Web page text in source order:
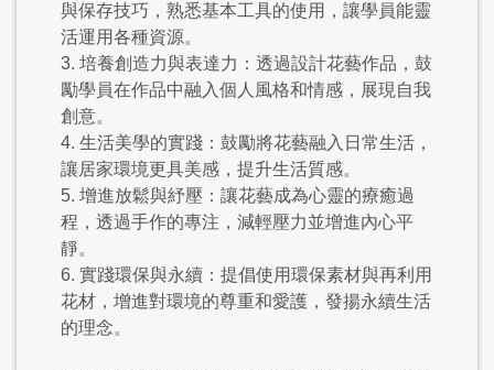
與保存技巧，熟悉基本工具的使用，讓學員能靈
活運用各種資源。
3. 培養創造力與表達力：透過設計花藝作品，鼓
勵學員在作品中融入個人風格和情感，展現自我
創意。
4. 生活美學的實踐：鼓勵將花藝融入日常生活，
讓居家環境更具美感，提升生活質感。
5. 增進放鬆與紓壓：讓花藝成為心靈的療癒過
程，透過手作的專注，減輕壓力並增進內心平
靜。
6. 實踐環保與永續：提倡使用環保素材與再利用
花材，增進對環境的尊重和愛護，發揚永續生活
的理念。